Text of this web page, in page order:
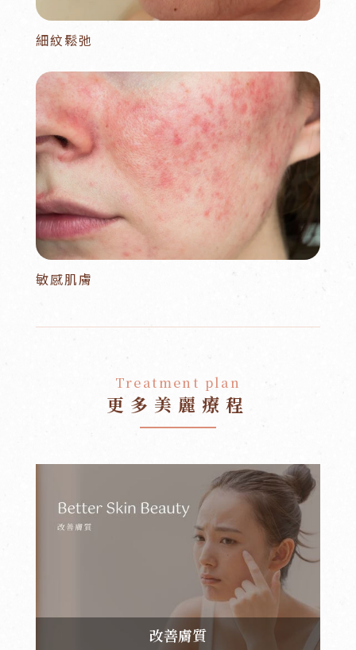
細紋鬆弛
敏感肌膚
Treatment plan
更多美麗療程
改善膚質